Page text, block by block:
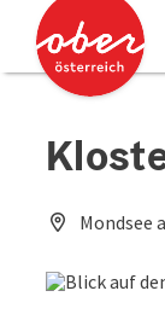
Zum Inhalt
Zum
Mondsee